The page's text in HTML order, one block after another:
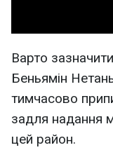
Варто
Беньямін
тимчасово
задля надання
цей район.